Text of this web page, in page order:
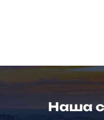
Наша